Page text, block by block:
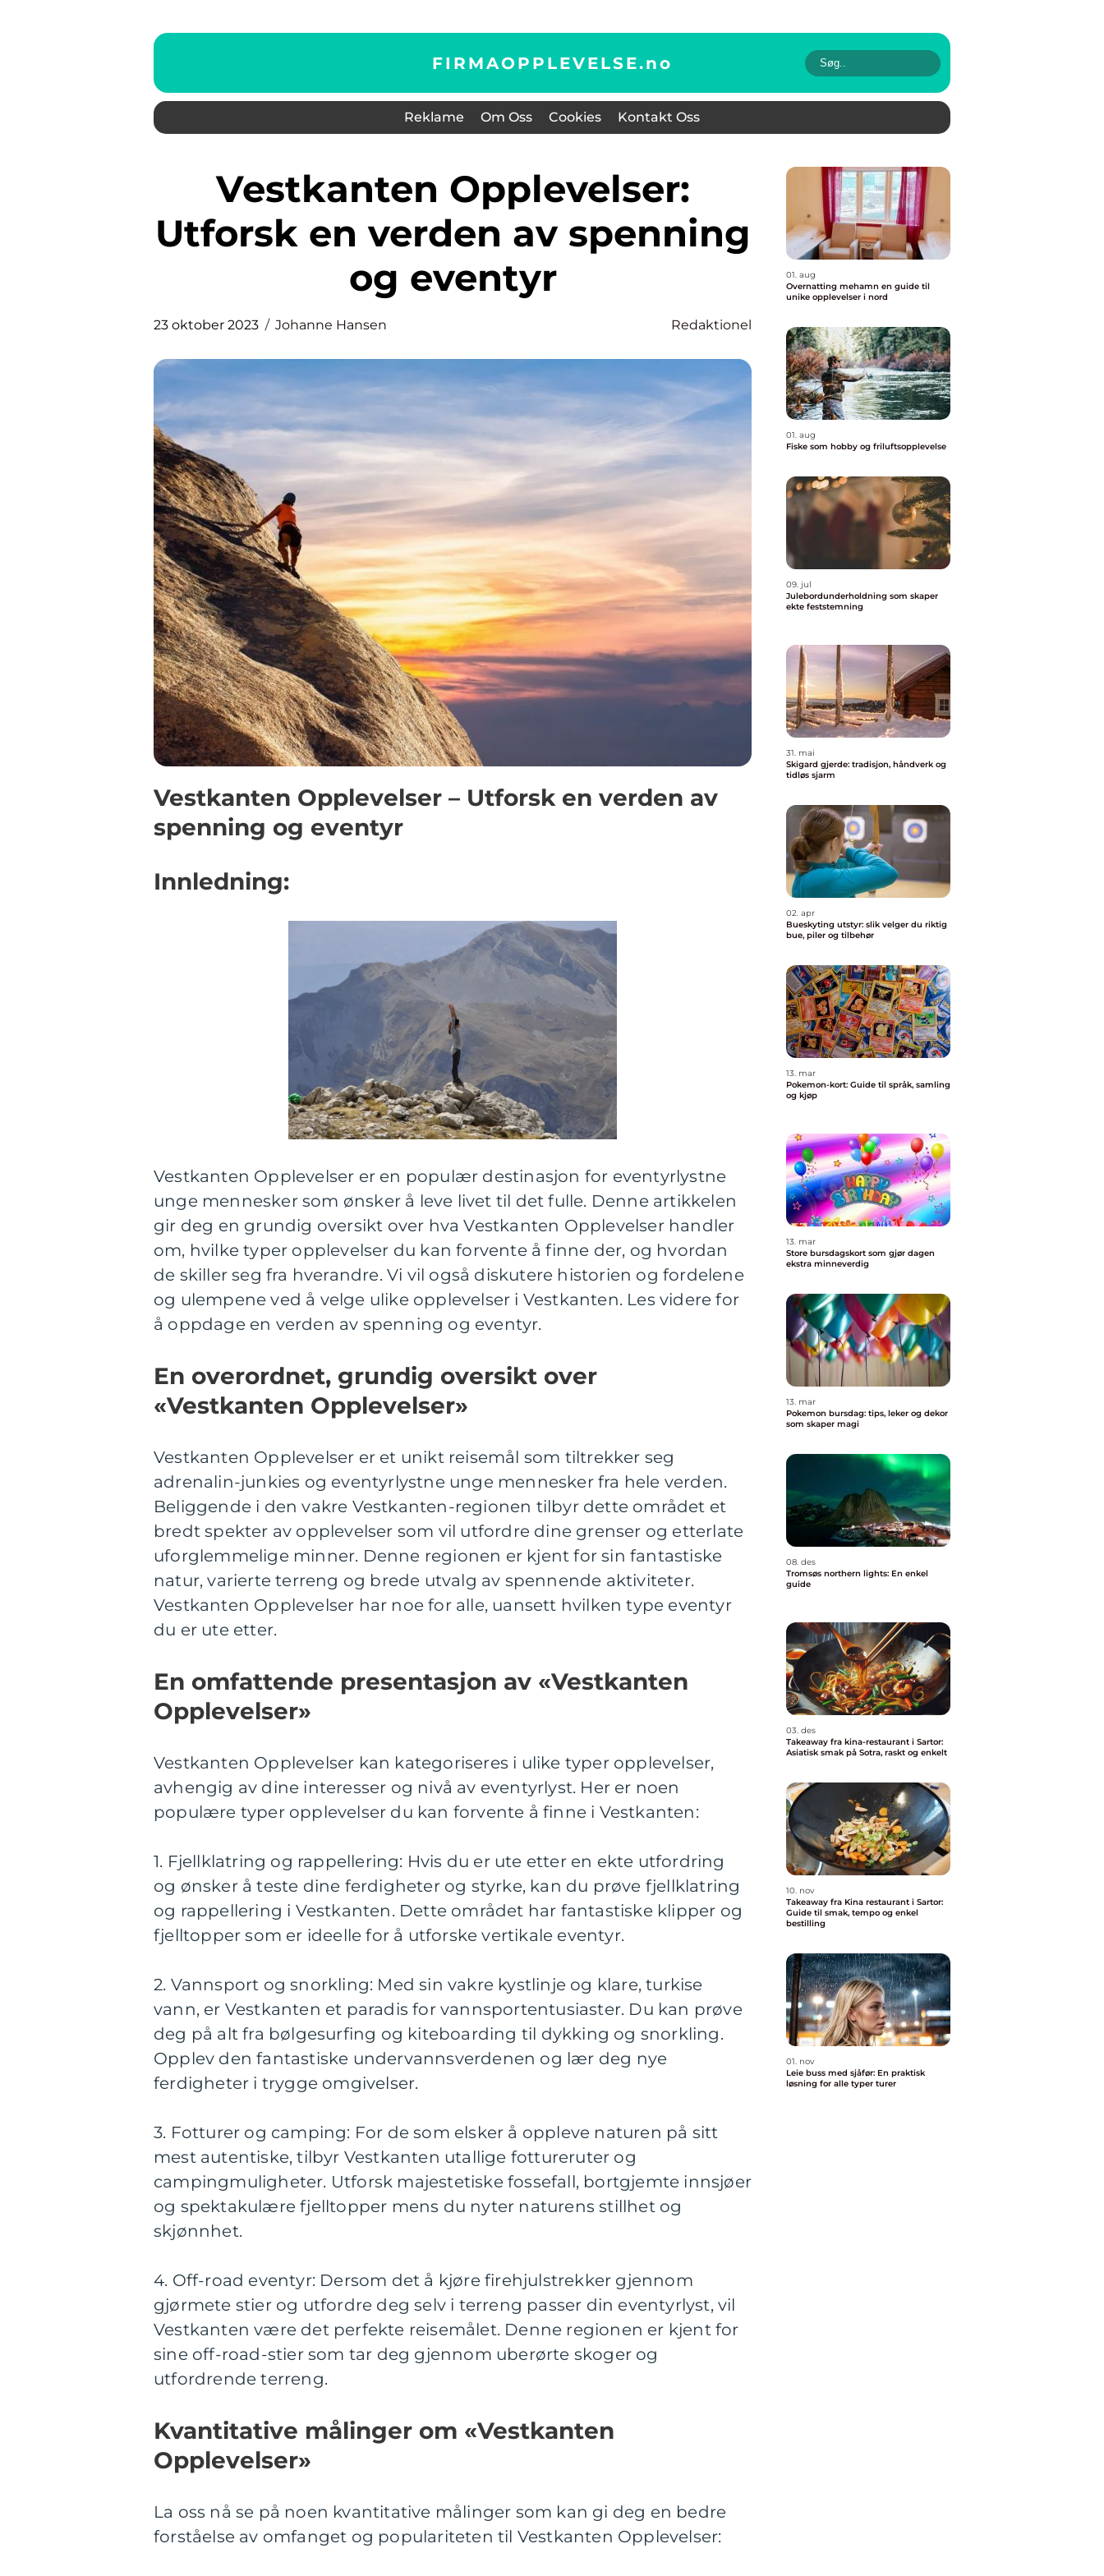
FIRMAOPPLEVELSE.no
Reklame Om Oss Cookies Kontakt Oss
Vestkanten Opplevelser:
Utforsk en verden av spenning
og eventyr
23 oktober 2023 Johanne Hansen Redaktionel
Vestkanten Opplevelser – Utforsk en verden av
spenning og eventyr
Innledning:
Vestkanten Opplevelser er en populær destinasjon for eventyrlystne
unge mennesker som ønsker å leve livet til det fulle. Denne artikkelen
gir deg en grundig oversikt over hva Vestkanten Opplevelser handler
om, hvilke typer opplevelser du kan forvente å finne der, og hvordan
de skiller seg fra hverandre. Vi vil også diskutere historien og fordelene
og ulempene ved å velge ulike opplevelser i Vestkanten. Les videre for
å oppdage en verden av spenning og eventyr.
En overordnet, grundig oversikt over
«Vestkanten Opplevelser»
Vestkanten Opplevelser er et unikt reisemål som tiltrekker seg
adrenalin-junkies og eventyrlystne unge mennesker fra hele verden.
Beliggende i den vakre Vestkanten-regionen tilbyr dette området et
bredt spekter av opplevelser som vil utfordre dine grenser og etterlate
uforglemmelige minner. Denne regionen er kjent for sin fantastiske
natur, varierte terreng og brede utvalg av spennende aktiviteter.
Vestkanten Opplevelser har noe for alle, uansett hvilken type eventyr
du er ute etter.
En omfattende presentasjon av «Vestkanten
Opplevelser»
Vestkanten Opplevelser kan kategoriseres i ulike typer opplevelser,
avhengig av dine interesser og nivå av eventyrlyst. Her er noen
populære typer opplevelser du kan forvente å finne i Vestkanten:
1. Fjellklatring og rappellering: Hvis du er ute etter en ekte utfordring
og ønsker å teste dine ferdigheter og styrke, kan du prøve fjellklatring
og rappellering i Vestkanten. Dette området har fantastiske klipper og
fjelltopper som er ideelle for å utforske vertikale eventyr.
2. Vannsport og snorkling: Med sin vakre kystlinje og klare, turkise
vann, er Vestkanten et paradis for vannsportentusiaster. Du kan prøve
deg på alt fra bølgesurfing og kiteboarding til dykking og snorkling.
Opplev den fantastiske undervannsverdenen og lær deg nye
ferdigheter i trygge omgivelser.
3. Fotturer og camping: For de som elsker å oppleve naturen på sitt
mest autentiske, tilbyr Vestkanten utallige fottureruter og
campingmuligheter. Utforsk majestetiske fossefall, bortgjemte innsjøer
og spektakulære fjelltopper mens du nyter naturens stillhet og
skjønnhet.
4. Off-road eventyr: Dersom det å kjøre firehjulstrekker gjennom
gjørmete stier og utfordre deg selv i terreng passer din eventyrlyst, vil
Vestkanten være det perfekte reisemålet. Denne regionen er kjent for
sine off-road-stier som tar deg gjennom uberørte skoger og
utfordrende terreng.
Kvantitative målinger om «Vestkanten
Opplevelser»
La oss nå se på noen kvantitative målinger som kan gi deg en bedre
forståelse av omfanget og populariteten til Vestkanten Opplevelser:
01. aug
Overnatting mehamn en guide til
unike opplevelser i nord
01. aug
Fiske som hobby og friluftsopplevelse
09. jul
Julebordunderholdning som skaper
ekte feststemning
31. mai
Skigard gjerde: tradisjon, håndverk og
tidløs sjarm
02. apr
Bueskyting utstyr: slik velger du riktig
bue, piler og tilbehør
13. mar
Pokemon-kort: Guide til språk, samling
og kjøp
13. mar
Store bursdagskort som gjør dagen
ekstra minneverdig
13. mar
Pokemon bursdag: tips, leker og dekor
som skaper magi
08. des
Tromsøs northern lights: En enkel
guide
03. des
Takeaway fra kina-restaurant i Sartor:
Asiatisk smak på Sotra, raskt og enkelt
10. nov
Takeaway fra Kina restaurant i Sartor:
Guide til smak, tempo og enkel
bestilling
01. nov
Leie buss med sjåfør: En praktisk
løsning for alle typer turer